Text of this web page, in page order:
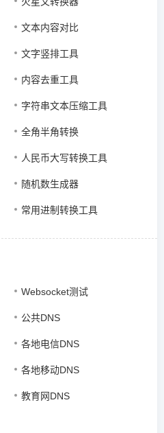
文本内容对比
文字竖排工具
内容去重工具
字符串文本压缩工具
全角半角转换
人民币大写转换工具
随机数生成器
常用进制转换工具
Websocket测试
公共DNS
各地电信DNS
各地移动DNS
教育网DNS